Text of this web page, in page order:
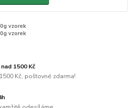
vzorek
vzorek
1500 Kč
Kč, poštovné zdarma!